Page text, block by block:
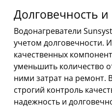
Долговечность
Водонагреватели
учетом долговечности.
качественных
уменьшить количество
ними затрат на ремонт.
строгий контроль
надежность и